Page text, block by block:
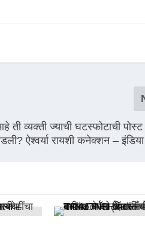
ती व्यक्ती ज्याची घटस्फोटाची
ऐश्वर्या रायशी कनेक्शन – इंडिया